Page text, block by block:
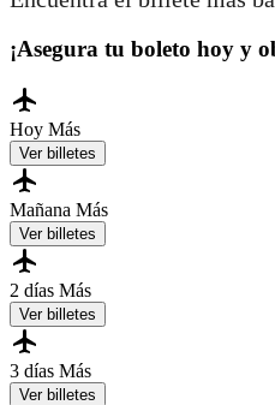
¡Asegura tu boleto hoy y
Hoy Más
Ver billetes
Mañana Más
Ver billetes
2 días Más
Ver billetes
3 días Más
Ver billetes